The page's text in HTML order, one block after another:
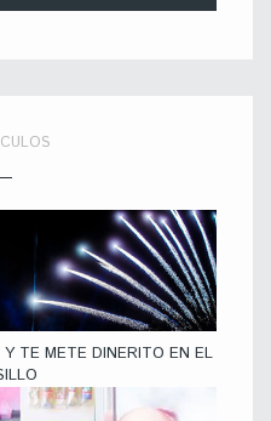
TE METE DINERITO EN EL